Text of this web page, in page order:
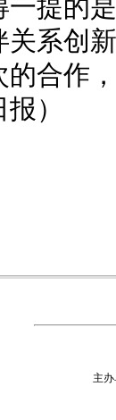
的是
关系创
的合作
）
主